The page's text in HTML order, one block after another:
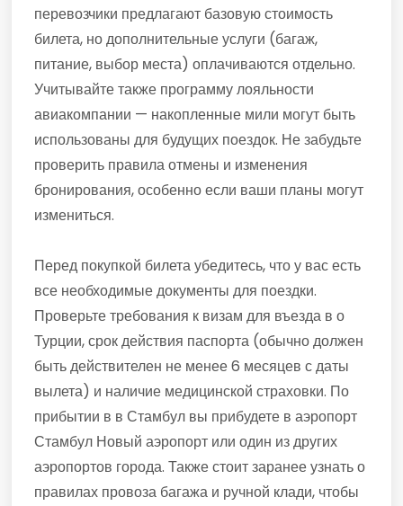
перевозчики предлагают базовую стоимость
билета, но дополнительные услуги (багаж,
питание, выбор места) оплачиваются отдельно.
Учитывайте также программу лояльности
авиакомпании — накопленные мили могут быть
использованы для будущих поездок. Не забудьте
проверить правила отмены и изменения
бронирования, особенно если ваши планы могут
измениться.
Перед покупкой билета убедитесь, что у вас есть
все необходимые документы для поездки.
Проверьте требования к визам для въезда в о
Турции, срок действия паспорта (обычно должен
быть действителен не менее 6 месяцев с даты
вылета) и наличие медицинской страховки. По
прибытии в в Стамбул вы прибудете в аэропорт
Стамбул Новый аэропорт или один из других
аэропортов города. Также стоит заранее узнать о
правилах провоза багажа и ручной клади, чтобы